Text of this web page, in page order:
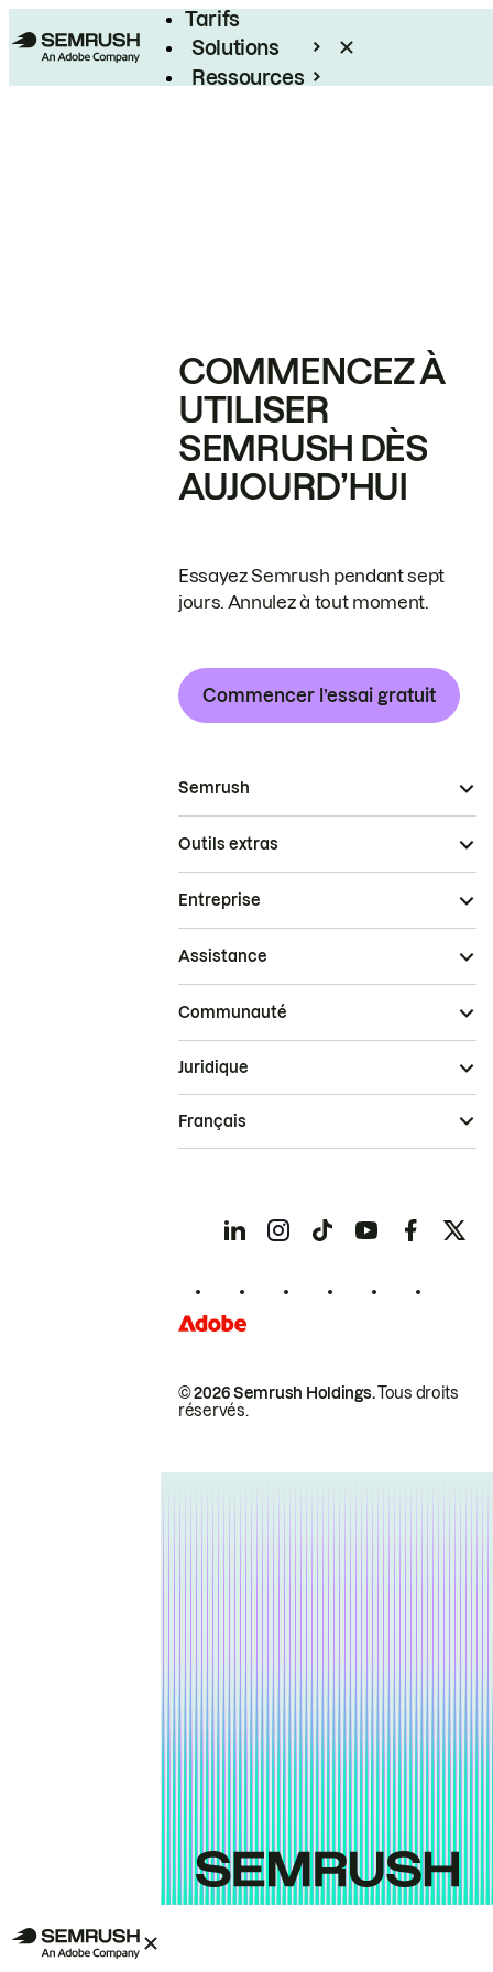
Tarifs
Solutions
Ressources
COMMENCEZ À
UTILISER
SEMRUSH DÈS
AUJOURD’HUI
Essayez Semrush pendant sept
jours. Annulez à tout moment.
Commencer l’essai gratuit
Semrush
Outils extras
Entreprise
Assistance
Communauté
© 2026 Semrush Holdings.Tous droits
réservés.
Juridique
Français